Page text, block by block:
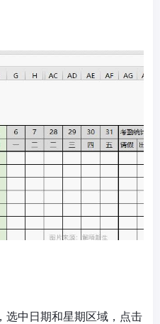
选中日期和星期区域，点击